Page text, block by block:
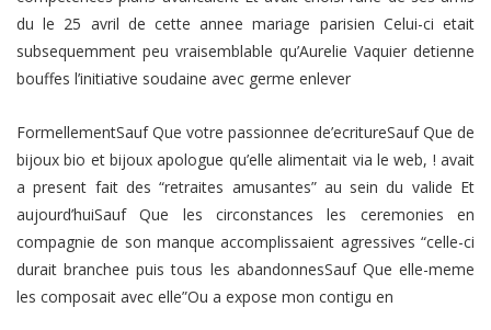
du le 25 avril de cette annee mariage parisien Celui-ci etait
subsequemment peu vraisemblable qu’Aurelie Vaquier detienne
bouffes l’initiative soudaine avec germe enlever
FormellementSauf Que votre passionnee de’ecritureSauf Que de
bijoux bio et bijoux apologue qu’elle alimentait via le web, ! avait
a present fait des “retraites amusantes” au sein du valide Et
aujourd’huiSauf Que les circonstances les ceremonies en
compagnie de son manque accomplissaient agressives “celle-ci
durait branchee puis tous les abandonnesSauf Que elle-meme
les composait avec elle”Ou a expose mon contigu en